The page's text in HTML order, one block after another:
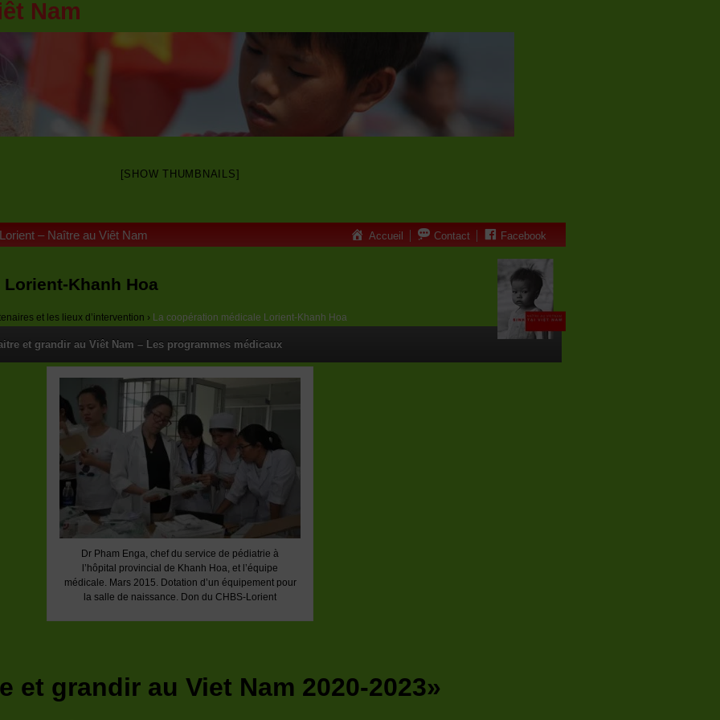
[SHOW THUMBNAILS]
Nam
– Naître au Viêt Nam Accueil Contact Facebook
Khanh Hoa
et les lieux d’intervention › La coopération médicale Lorient-Khanh Hoa
et grandir au Viêt Nam – Les programmes médicaux
Dr Pham Enga, chef du service de pédiatrie à
l’hôpital provincial de Khanh Hoa, et l’équipe
médicale. Mars 2015. Dotation d’un équipement pour
la salle de naissance. Don du CHBS-Lorient
et grandir au Viet Nam 2020-2023»